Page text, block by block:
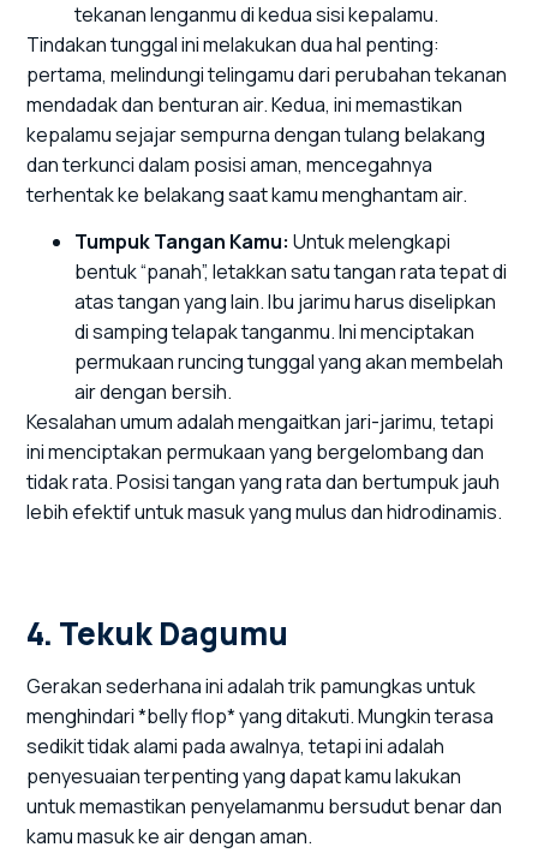
tekanan lenganmu di kedua sisi kepalamu.
Tindakan tunggal ini melakukan dua hal penting:
pertama, melindungi telingamu dari perubahan tekanan
mendadak dan benturan air. Kedua, ini memastikan
kepalamu sejajar sempurna dengan tulang belakang
dan terkunci dalam posisi aman, mencegahnya
terhentak ke belakang saat kamu menghantam air.
Tumpuk Tangan Kamu: Untuk melengkapi
bentuk “panah”, letakkan satu tangan rata tepat di
atas tangan yang lain. Ibu jarimu harus diselipkan
di samping telapak tanganmu. Ini menciptakan
permukaan runcing tunggal yang akan membelah
air dengan bersih.
Kesalahan umum adalah mengaitkan jari-jarimu, tetapi
ini menciptakan permukaan yang bergelombang dan
tidak rata. Posisi tangan yang rata dan bertumpuk jauh
lebih efektif untuk masuk yang mulus dan hidrodinamis.
4. Tekuk Dagumu
Gerakan sederhana ini adalah trik pamungkas untuk
menghindari *belly flop* yang ditakuti. Mungkin terasa
sedikit tidak alami pada awalnya, tetapi ini adalah
penyesuaian terpenting yang dapat kamu lakukan
untuk memastikan penyelamanmu bersudut benar dan
kamu masuk ke air dengan aman.